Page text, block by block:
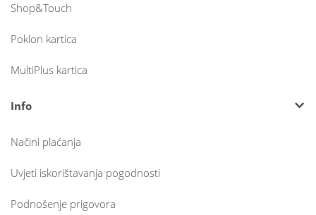
Shop&Touch
Poklon kartica
MultiPlus kartica
Info
Načini plaćanja
Uvjeti iskorištavanja pogodnosti
Podnošenje prigovora